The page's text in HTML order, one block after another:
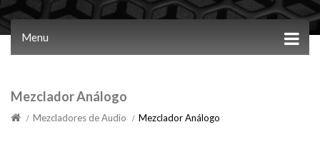
Menu
Mezclador Análogo
Mezcladores de Audio Mezclador Análogo